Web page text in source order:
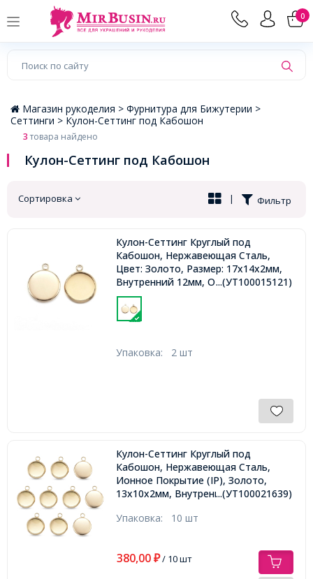
0
×
Магазин рукоделия > Фурнитура для Бижутерии >
Сеттинги > Кулон-Сеттинг под Кабошон
3товара найдено
Кулон-Сеттинг под Кабошон
Сортировка Фильтр
|
Кулон-Сеттинг Круглый под
Кабошон, Нержавеющая Сталь,
Цвет: Золото, Размер: 17x14x2мм,
Внутренний 12мм, Отверстие 2мм,
...(УТ100015121)
Упаковка: 2 шт
Кулон-Сеттинг Круглый под
Кабошон, Нержавеющая Сталь,
Ионное Покрытие (IP), Золото,
13x10x2мм, Внутренний 8мм,
...(УТ100021639)
Упаковка: 10 шт
380,00 ₽/ 10 шт